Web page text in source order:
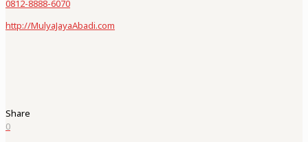
0812-8888-6070
http://MulyaJayaAbadi.com
Share
0